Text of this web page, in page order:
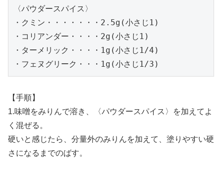
〈パウダースパイス〉
・クミン・・・・・・・2.5g(小さじ1)
・コリアンダー・・・・2g(小さじ1)
・ターメリック・・・・1g(小さじ1/4)
・フェヌグリーク・・・1g(小さじ1/3)
【手順】
1.味噌をみりんで溶き、〈パウダースパイス〉を加えてよ
く混ぜる。
硬いと感じたら、分量外のみりんを加えて、塗りやすい硬
さになるまでのばす。